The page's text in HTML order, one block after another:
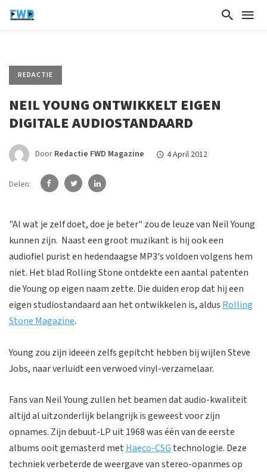
REDACTIE
NEIL YOUNG ONTWIKKELT EIGEN
DIGITALE AUDIOSTANDAARD
Door Redactie FWD Magazine 4 April 2012
Delen:
"Al wat je zelf doet, doe je beter" zou de leuze van Neil Young
kunnen zijn. Naast een groot muzikant is hij ook een
audiofiel purist en hedendaagse MP3's voldoen volgens hem
niet. Het blad Rolling Stone ontdekte een aantal patenten
die Young op eigen naam zette. Die duiden erop dat hij een
eigen studiostandaard aan het ontwikkelen is, aldus Rolling
Stone Magazine.
Young zou zijn ideeën zelfs gepitcht hebben bij wijlen Steve
Jobs, naar verluidt een verwoed vinyl-verzamelaar.
Fans van Neil Young zullen het beamen dat audio-kwaliteit
altijd al uitzonderlijk belangrijk is geweest voor zijn
opnames. Zijn debuut-LP uit 1968 was één van de eerste
albums ooit gemasterd met Haeco-CSG technologie. Deze
techniek verbeterde de weergave van stereo-opanmes op